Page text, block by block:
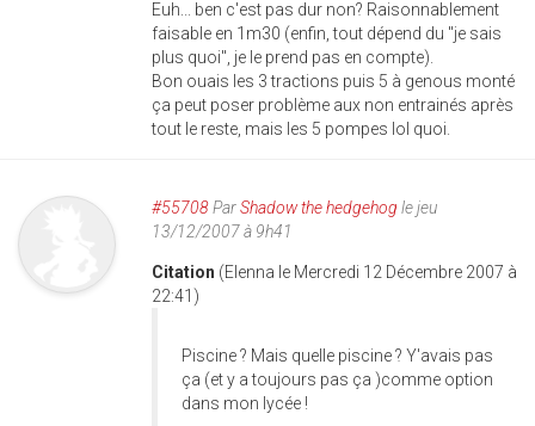
Euh... ben c'est pas dur non? Raisonnablement
faisable en 1m30 (enfin, tout dépend du "je sais
plus quoi", je le prend pas en compte).
Bon ouais les 3 tractions puis 5 à genous monté
ça peut poser problème aux non entrainés après
tout le reste, mais les 5 pompes lol quoi.
#55708ParShadow the hedgehog le jeu
13/12/2007 à 9h41
Citation (Elenna le Mercredi 12 Décembre 2007 à
22:41)
Piscine ? Mais quelle piscine ? Y'avais pas
ça (et y a toujours pas ça )comme option
dans mon lycée !